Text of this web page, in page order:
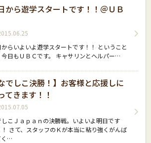
から遊学スタートです！！＠ＵＢ
らいよいよ遊学スタートです！！ ということ
今日もＵＢＣです。 キャサリンとヘルパー…
なでしこ決勝！】お客様と応援しに
てきます！！
しこＪａｐａｎの決勝戦。いよいよ明日です
さて、スタッフのＫが本当に粘り強くがんば
く…